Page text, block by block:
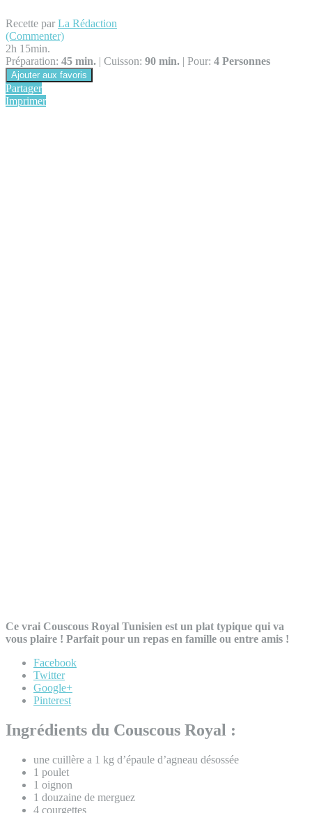
Recette par La Rédaction
(Commenter)
2h 15min.
Préparation: 45 min. | Cuisson: 90 min. | Pour: 4 Personnes
Ajouter aux favoris
Partager
Imprimer
Ce vrai Couscous Royal Tunisien est un plat typique qui va
vous plaire ! Parfait pour un repas en famille ou entre amis !
Facebook
Twitter
Google+
Pinterest
Ingrédients du Couscous Royal :
une cuillère a 1 kg d’épaule d’agneau désossée
1 poulet
1 oignon
1 douzaine de merguez
4 courgettes